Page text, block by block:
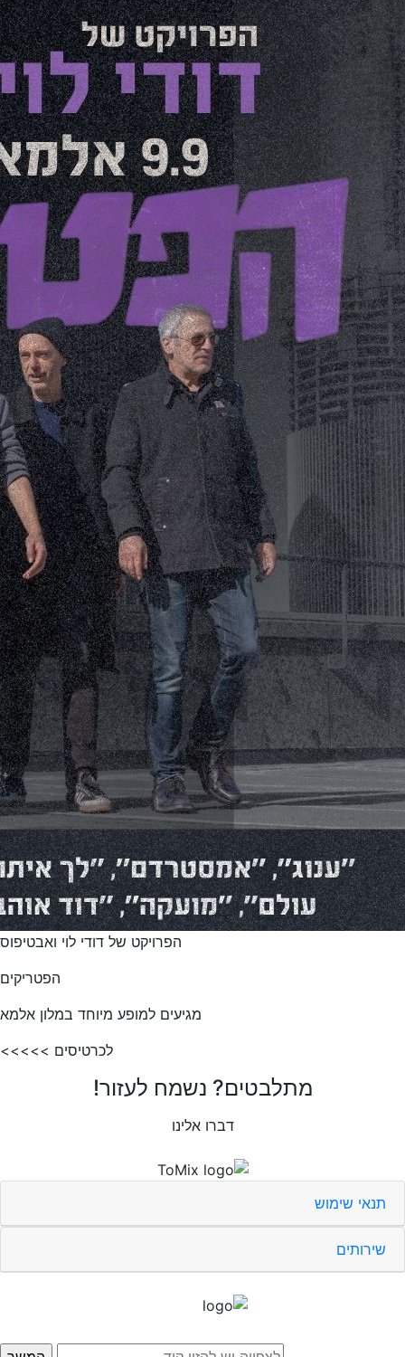
הפרויקט של דודי לוי ואבטיפוס
הפטריקים
מגיעים למופע מיוחד במלון אלמא
לכרטיסים >>>>>
מתלבטים? נשמח לעזור!
דברו אלינו
תנאי שימוש
שירותים